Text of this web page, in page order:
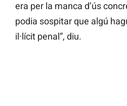
era per la manca d’ús
podia sospitar que algú
il·lícit penal”, diu.